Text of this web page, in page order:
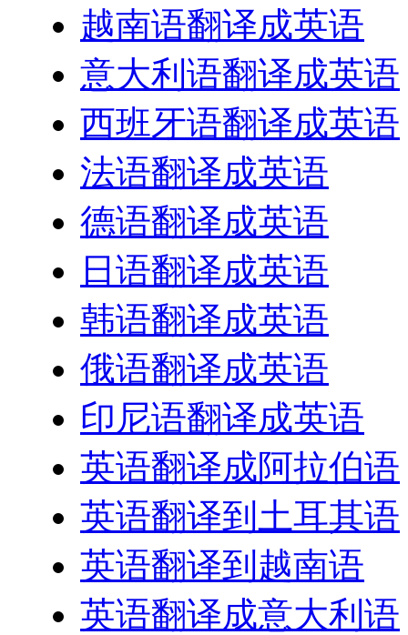
越南语翻译成英语
意大利语翻译成英语
西班牙语翻译成英语
法语翻译成英语
德语翻译成英语
日语翻译成英语
韩语翻译成英语
俄语翻译成英语
印尼语翻译成英语
英语翻译成阿拉伯语
英语翻译到土耳其语
英语翻译到越南语
英语翻译成意大利语